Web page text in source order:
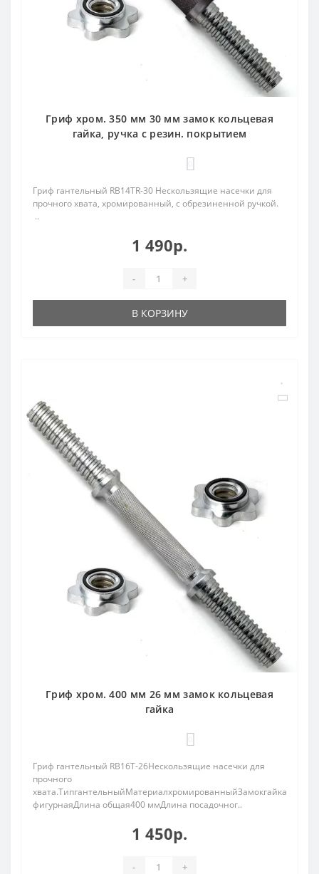
Гриф хром. 350 мм 30 мм замок кольцевая
гайка, ручка с резин. покрытием
Гриф гантельный RB14TR-30 Нескользящие насечки для
прочного хвата, хромированный, с обрезиненной ручкой.
..
1 490р.
- +
В КОРЗИНУ
Гриф хром. 400 мм 26 мм замок кольцевая
гайка
Гриф гантельный RB16T-26Нескользящие насечки для
прочного
хвата.ТипгантельныйМатериалхромированныйЗамокгайка
фигурнаяДлина общая400 ммДлина посадочног..
1 450р.
- +